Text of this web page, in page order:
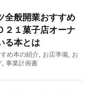
全般開業おすすめ
２１菓子店オーナ
る本とは
め本の紹介, お店準備, お
, 事業計画書